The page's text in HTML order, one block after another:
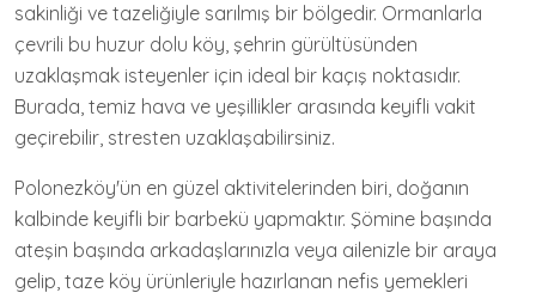
sakinliği ve tazeliğiyle sarılmış bir bölgedir. Ormanlarla
çevrili bu huzur dolu köy, şehrin gürültüsünden
uzaklaşmak isteyenler için ideal bir kaçış noktasıdır.
Burada, temiz hava ve yeşillikler arasında keyifli vakit
geçirebilir, stresten uzaklaşabilirsiniz.
Polonezköy'ün en güzel aktivitelerinden biri, doğanın
kalbinde keyifli bir barbekü yapmaktır. Şömine başında
ateşin başında arkadaşlarınızla veya ailenizle bir araya
gelip, taze köy ürünleriyle hazırlanan nefis yemekleri